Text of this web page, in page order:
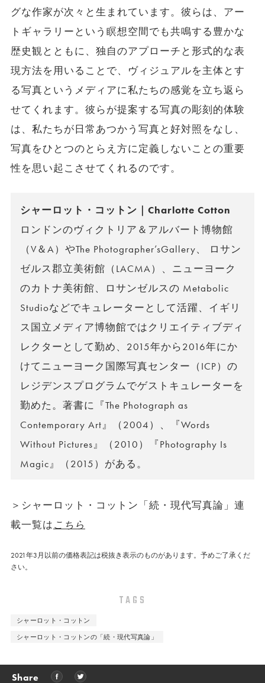
グな作家が次々と生まれています。彼らは、アー
トギャラリーという瞑想空間でも共鳴する豊かな
歴史観とともに、独自のアプローチと形式的な表
現方法を用いることで、ヴィジュアルを主体とす
る写真というメディアに私たちの感覚を立ち返ら
せてくれます。彼らが提案する写真の彫刻的体験
は、私たちが日常あつかう写真と好対照をなし、
写真をひとつのとらえ方に定義しないことの重要
性を思い起こさせてくれるのです。
シャーロット・コットン｜Charlotte Cotton
ロンドンのヴィクトリア＆アルバート博物館
（V＆A）やThe Photographer’sGallery、 ロサン
ゼルス郡立美術館（LACMA）、ニューヨーク
のカトナ美術館、ロサンゼルスの Metabolic
Studioなどでキュレーターとして活躍、イギリ
ス国立メディア博物館ではクリエイティブディ
レクターとして勤め、2015年から2016年にか
けてニューヨーク国際写真センター（ICP）の
レジデンスプログラムでゲストキュレーターを
勤めた。著書に『The Photograph as
Contemporary Art』（2004）、『Words
Without Pictures』（2010）『Photography Is
Magic』（2015）がある。
＞シャーロット・コットン「続・現代写真論」連
載一覧はこちら
2021年3月以前の価格表記は税抜き表示のものがあります。予めご了承くだ
さい。
TAGS
シャーロット・コットン
シャーロット・コットンの「続・現代写真論」
Share